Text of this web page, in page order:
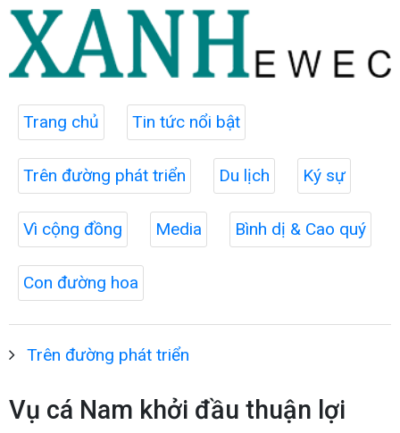
Trang chủ Tin tức nổi bật
Trên đường phát triển Du lịch Ký sự
Vì cộng đồng Media Bình dị & Cao quý
Con đường hoa
Trên đường phát triển
Vụ cá Nam khởi đầu thuận lợi